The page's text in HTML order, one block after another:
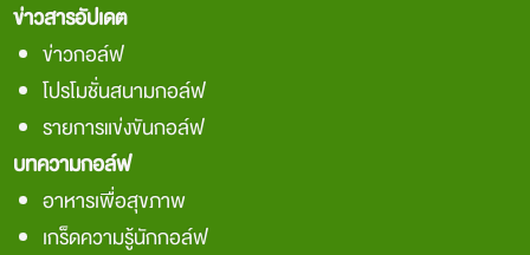
ข่าวสารอัปเดต
ข่าวกอล์ฟ
โปรโมชั่นสนามกอล์ฟ
รายการแข่งขันกอล์ฟ
บทความกอล์ฟ
อาหารเพื่อสุขภาพ
เกร็ดความรู้นักกอล์ฟ